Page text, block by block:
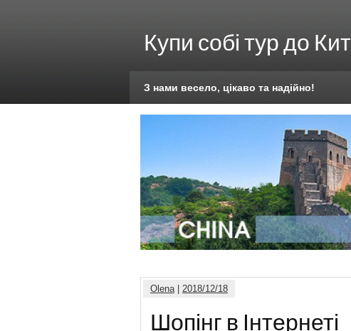
Купи собі тур до
З нами весело, цікаво та надійно!
Olena| 2018/12/18
Шопінг в Інтернеті